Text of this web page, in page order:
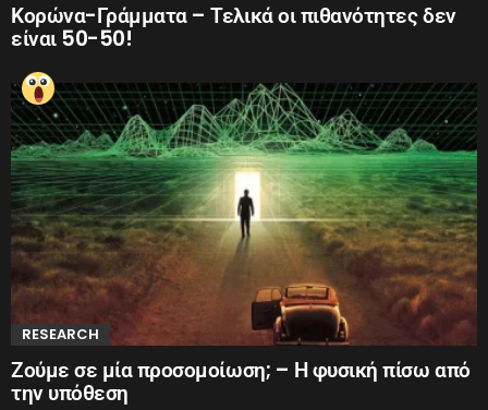
Κορώνα-Γράμματα – Τελικά οι πιθανότητες δεν
είναι 50-50!
RESEARCH
Ζούμε σε μία προσομοίωση; – Η φυσική πίσω από
την υπόθεση